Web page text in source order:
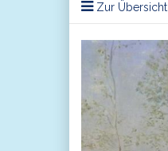
Zur Übersicht